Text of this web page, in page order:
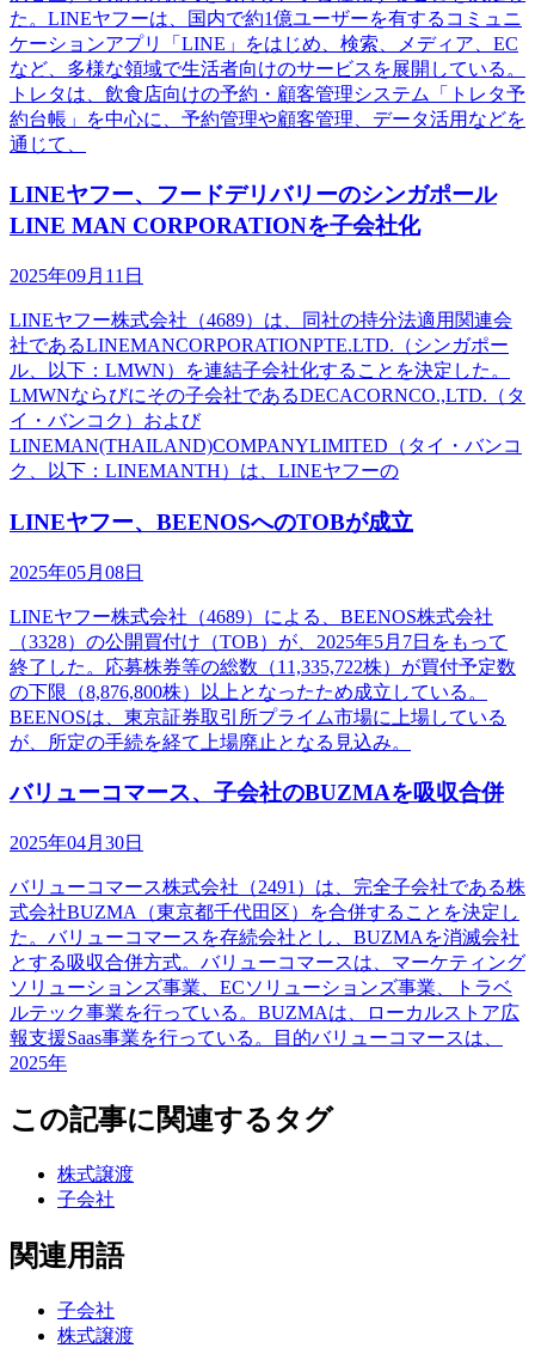
た。LINEヤフーは、国内で約1億ユーザーを有するコミュニ
ケーションアプリ「LINE」をはじめ、検索、メディア、EC
など、多様な領域で生活者向けのサービスを展開している。
トレタは、飲食店向けの予約・顧客管理システム「トレタ予
約台帳」を中心に、予約管理や顧客管理、データ活用などを
通じて、
LINEヤフー、フードデリバリーのシンガポール
LINE MAN CORPORATIONを子会社化
2025年09月11日
LINEヤフー株式会社（4689）は、同社の持分法適用関連会
社であるLINEMANCORPORATIONPTE.LTD.（シンガポー
ル、以下：LMWN）を連結子会社化することを決定した。
LMWNならびにその子会社であるDECACORNCO.,LTD.（タ
イ・バンコク）および
LINEMAN(THAILAND)COMPANYLIMITED（タイ・バンコ
ク、以下：LINEMANTH）は、LINEヤフーの
LINEヤフー、BEENOSへのTOBが成立
2025年05月08日
LINEヤフー株式会社（4689）による、BEENOS株式会社
（3328）の公開買付け（TOB）が、2025年5月7日をもって
終了した。応募株券等の総数（11,335,722株）が買付予定数
の下限（8,876,800株）以上となったため成立している。
BEENOSは、東京証券取引所プライム市場に上場している
が、所定の手続を経て上場廃止となる見込み。
バリューコマース、子会社のBUZMAを吸収合併
2025年04月30日
バリューコマース株式会社（2491）は、完全子会社である株
式会社BUZMA（東京都千代田区）を合併することを決定し
た。バリューコマースを存続会社とし、BUZMAを消滅会社
とする吸収合併方式。バリューコマースは、マーケティング
ソリューションズ事業、ECソリューションズ事業、トラベ
ルテック事業を行っている。BUZMAは、ローカルストア広
報支援Saas事業を行っている。目的バリューコマースは、
2025年
この記事に関連するタグ
株式譲渡
子会社
関連用語
子会社
株式譲渡